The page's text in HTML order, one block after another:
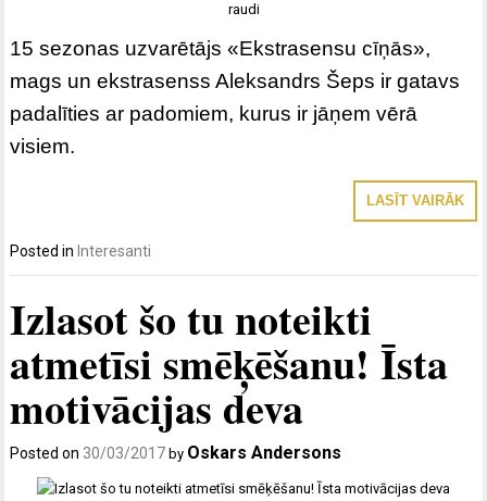
15 sezonas uzvarētājs «Ekstrasensu cīņās»,
mags un ekstrasenss Aleksandrs Šeps ir gatavs
padalīties ar padomiem, kurus ir jāņem vērā
visiem.
LASĪT VAIRĀK
Posted in Interesanti
Izlasot šo tu noteikti
atmetīsi smēķēšanu! Īsta
motivācijas deva
Posted on 30/03/2017 by Oskars Andersons